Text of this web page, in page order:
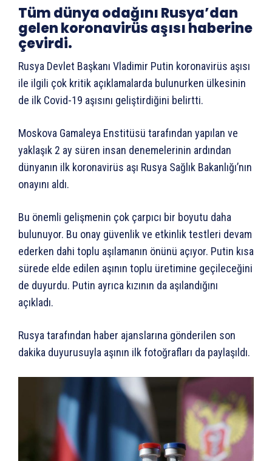
Tüm dünya odağını Rusya’dan
gelen koronavirüs aşısı haberine
çevirdi.
Rusya Devlet Başkanı Vladimir Putin koronavirüs aşısı
ile ilgili çok kritik açıklamalarda bulunurken ülkesinin
de ilk Covid-19 aşısını geliştirdiğini belirtti.
Moskova Gamaleya Enstitüsü tarafından yapılan ve
yaklaşık 2 ay süren insan denemelerinin ardından
dünyanın ilk koronavirüs aşı Rusya Sağlık Bakanlığı’nın
onayını aldı.
Bu önemli gelişmenin çok çarpıcı bir boyutu daha
bulunuyor. Bu onay güvenlik ve etkinlik testleri devam
ederken dahi toplu aşılamanın önünü açıyor. Putin kısa
sürede elde edilen aşının toplu üretimine geçileceğini
de duyurdu. Putin ayrıca kızının da aşılandığını
açıkladı.
Rusya tarafından haber ajanslarına gönderilen son
dakika duyurusuyla aşının ilk fotoğrafları da paylaşıldı.